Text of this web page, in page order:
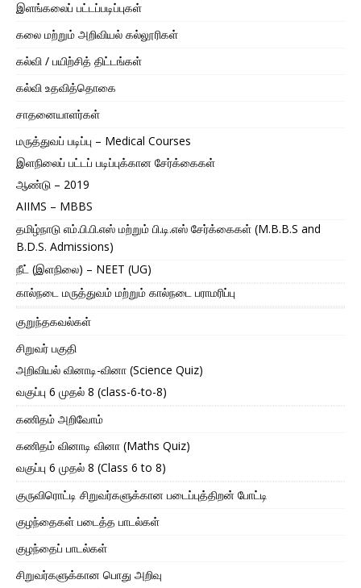
இளங்கலைப் பட்டப்படிப்புகள்
கலை மற்றும் அறிவியல் கல்லூரிகள்
கல்வி / பயிற்சித் திட்டங்கள்
கல்வி உதவித்தொகை
சாதனையாளர்கள்
மருத்துவப் படிப்பு – Medical Courses
இளநிலைப் பட்டப் படிப்புக்கான சேர்க்கைகள்
ஆண்டு – 2019
AIIMS – MBBS
தமிழ்நாடு எம்.பி.பி.எஸ் மற்றும் பி.டி.எஸ் சேர்க்கைகள் (M.B.B.S and
B.D.S. Admissions)
நீட் (இளநிலை) – NEET (UG)
கால்நடை மருத்துவம் மற்றும் கால்நடை பராமரிப்பு
குறுந்தகவல்கள்
சிறுவர் பகுதி
அறிவியல் வினாடி-வினா (Science Quiz)
வகுப்பு 6 முதல் 8 (class-6-to-8)
கணிதம் அறிவோம்
கணிதம் வினாடி வினா (Maths Quiz)
வகுப்பு 6 முதல் 8 (Class 6 to 8)
குருவிரொட்டி சிறுவர்களுக்கான படைப்புத்திறன் போட்டி
குழந்தைகள் படைத்த பாடல்கள்
குழந்தைப் பாடல்கள்
சிறுவர்களுக்கான பொது அறிவு